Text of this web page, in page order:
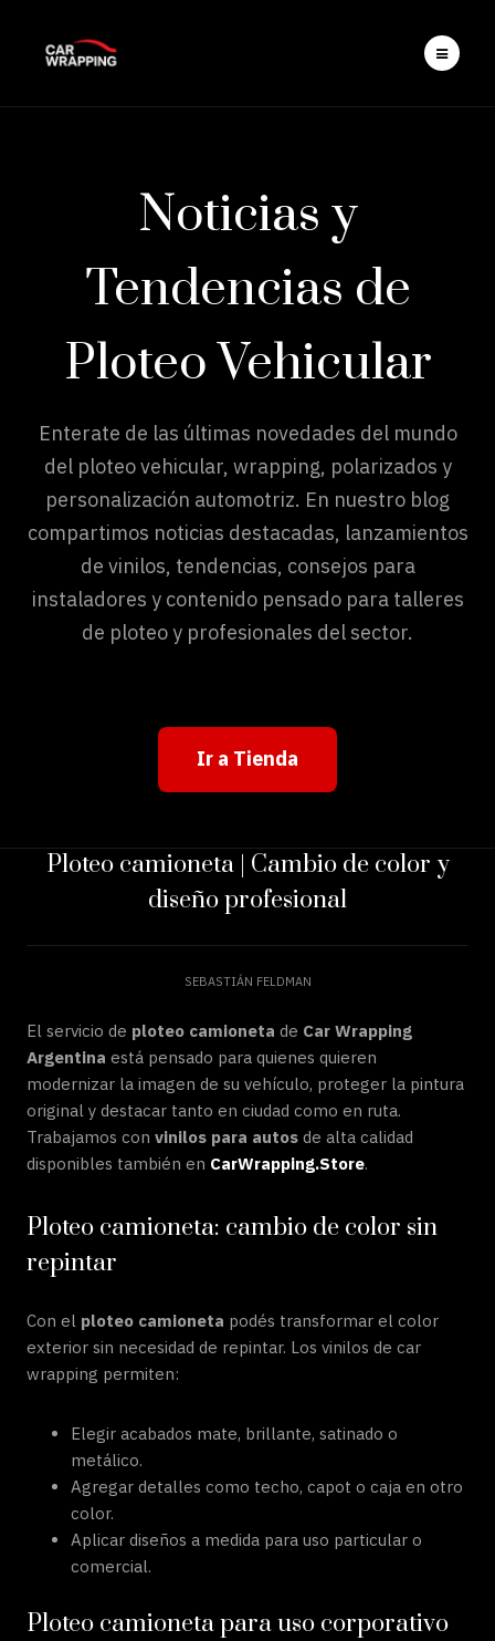
Noticias y
Tendencias de
Ploteo Vehicular
Enterate de las últimas novedades del mundo
del ploteo vehicular, wrapping, polarizados y
personalización automotriz. En nuestro blog
compartimos noticias destacadas, lanzamientos
de vinilos, tendencias, consejos para
instaladores y contenido pensado para talleres
de ploteo y profesionales del sector.
Ir a Tienda
Ploteo camioneta | Cambio de color y
diseño profesional
SEBASTIÁN FELDMAN
El servicio de ploteo camioneta de Car Wrapping
Argentina está pensado para quienes quieren
modernizar la imagen de su vehículo, proteger la pintura
original y destacar tanto en ciudad como en ruta.
Trabajamos con vinilos para autos de alta calidad
disponibles también en CarWrapping.Store.
Ploteo camioneta: cambio de color sin
repintar
Con el ploteo camioneta podés transformar el color
exterior sin necesidad de repintar. Los vinilos de car
wrapping permiten:
Elegir acabados mate, brillante, satinado o
metálico.
Agregar detalles como techo, capot o caja en otro
color.
Aplicar diseños a medida para uso particular o
comercial.
Ploteo camioneta para uso corporativo